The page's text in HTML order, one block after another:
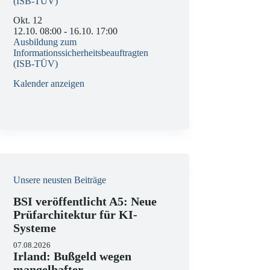
Okt. 12
12.10. 08:00 - 16.10. 17:00
Ausbildung zum
Informationssicherheitsbeauftragten
(ISB-TÜV)
Kalender anzeigen
Unsere neusten Beiträge
BSI veröffentlicht A5: Neue
Prüfarchitektur für KI-
Systeme
07.08.2026
Irland: Bußgeld wegen